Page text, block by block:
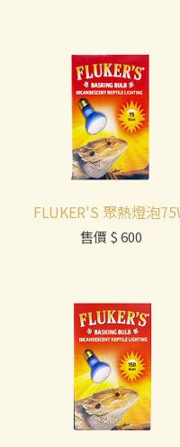
FLUKER'S 聚熱燈泡
售價 $ 600